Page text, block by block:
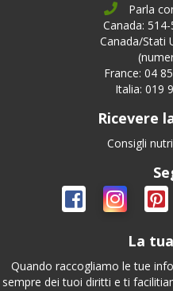
Parla
Canada:
Canada/Stati
France: 04
Italia: 019
Ricevere
Consigli
La
Quando raccogliamo le tue
sempre dei tuoi diritti e ti